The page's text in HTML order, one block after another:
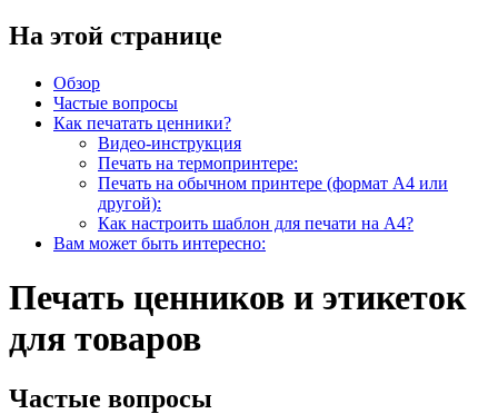
На этой странице
Обзор
Частые вопросы
Как печатать ценники?
Видео-инструкция
Печать на термопринтере:
Печать на обычном принтере (формат А4 или
другой):
Как настроить шаблон для печати на А4?
Вам может быть интересно:
Печать ценников и этикеток
для товаров
Частые вопросы